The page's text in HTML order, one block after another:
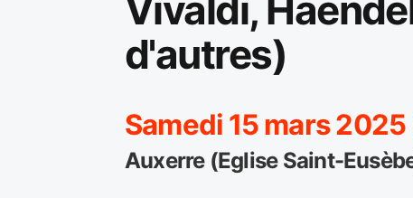
Vivaldi,
d'autres)
Samedi 15 mars 2025
Auxerre (Eglise Saint-